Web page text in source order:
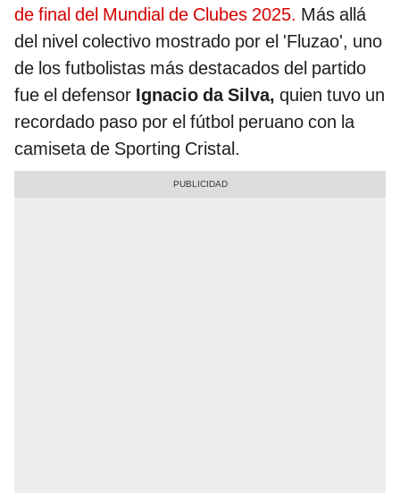
de final del Mundial de Clubes 2025. Más allá
del nivel colectivo mostrado por el 'Fluzao', uno
de los futbolistas más destacados del partido
fue el defensor Ignacio da Silva, quien tuvo un
recordado paso por el fútbol peruano con la
camiseta de Sporting Cristal.